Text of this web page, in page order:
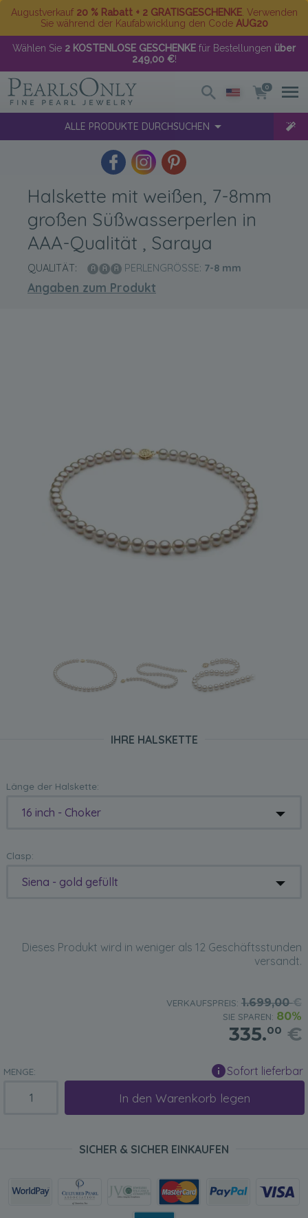
Augustverkauf 20 % Rabatt + 2 GRATISGESCHENKE. Verwenden
Sie während der Kaufabwicklung den Code AUG20
Wählen Sie 2 KOSTENLOSE GESCHENKE für Bestellungen über
249,00 €!
0
ALLE PRODUKTE DURCHSUCHEN
Halskette mit weißen, 7-8mm
großen Süßwasserperlen in
AAA-Qualität , Saraya
QUALITÄT: PERLENGRÖSSE: 7-8 mm
Angaben zum Produkt
IHRE HALSKETTE
Länge der Halskette:
16 inch - Choker
Clasp:
Siena - gold gefüllt
Dieses Produkt wird in weniger als 12 Geschäftsstunden
versandt.
VERKAUFSPREIS: 1.699,00€
SIE SPAREN: 80%
335.00 €
MENGE: Sofort lieferbar
In den Warenkorb legen
SICHER & SICHER EINKAUFEN